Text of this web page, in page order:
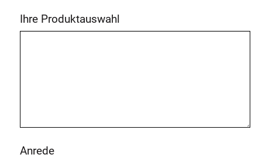
Ihre Produktauswahl
Anrede